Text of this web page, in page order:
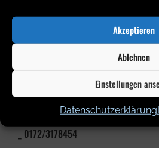
Akzeptieren
Ablehnen
Einstellungen
Datenschutzerklärung
Kontakt
_ KampfKunstZentrum Buchin
_ Arne Buchin
_ info@karate-buchin.de
_ 0172/3178454